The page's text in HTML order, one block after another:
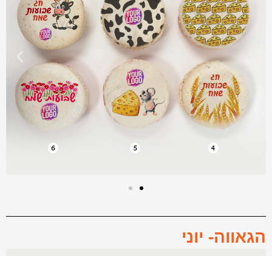
הגאווה- יוני